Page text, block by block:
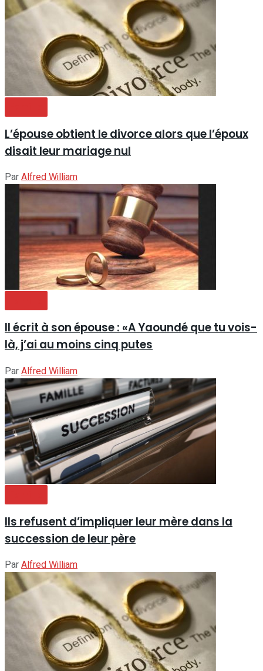
L’épouse obtient le divorce alors que l’époux
disait leur mariage nul
ParAlfred William
Il écrit à son épouse : «A Yaoundé que tu vois-
là, j’ai au moins cinq putes
ParAlfred William
Ils refusent d’impliquer leur mère dans la
succession de leur père
ParAlfred William